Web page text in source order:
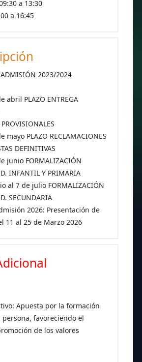
a 13:30
a 16:45
ADMISIÓN 2023/2024
abril PLAZO ENTREGA
mayo PLAZO RECLAMACIONES
DEFINITIVAS
junio FORMALIZACIÓN
INFANTIL Y PRIMARIA
al 7 de julio FORMALIZACIÓN
SECUNDARIA
2026: Presentación de
11 al 25 de Marzo 2026
Apuesta por la formación
favoreciendo el
de los valores